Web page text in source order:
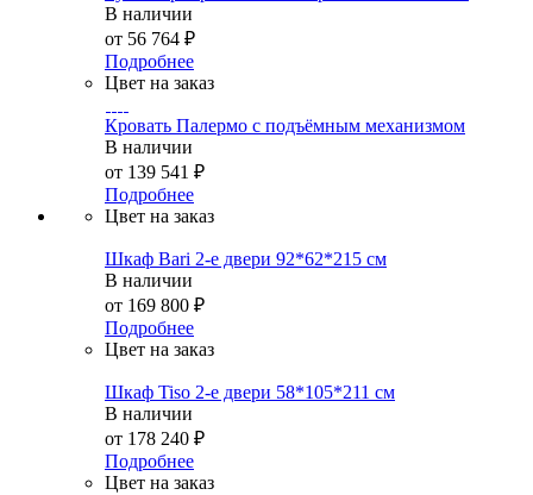
В наличии
от 56 764 ₽
Подробнее
Цвет на заказ
Кровать Палермо с подъёмным механизмом
В наличии
от 139 541 ₽
Подробнее
Цвет на заказ
Шкаф Bari 2-е двери 92*62*215 см
В наличии
от 169 800 ₽
Подробнее
Цвет на заказ
Шкаф Tiso 2-е двери 58*105*211 см
В наличии
от 178 240 ₽
Подробнее
Цвет на заказ